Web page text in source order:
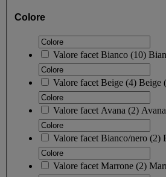
Colore
Valore facet Bianco (10)
Valore facet Beige (4) Beige
Valore facet Avana (2) Avana
Valore facet Bianco/nero (2)
Valore facet Marrone (2)